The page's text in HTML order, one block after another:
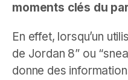
moments clés du
En effet, lorsqu’un
de Jordan 8” ou
donne des